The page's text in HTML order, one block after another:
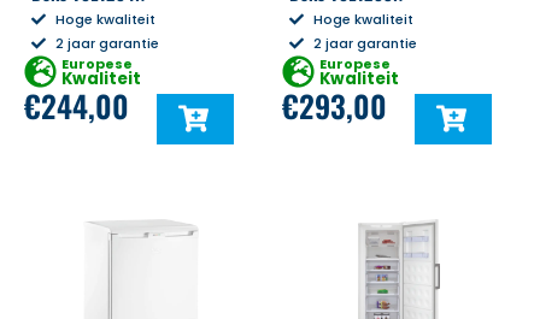
Hoge kwaliteit
2 jaar garantie
Europese
Kwaliteit
€244,00
Hoge kwaliteit
2 jaar garantie
Europese
Kwaliteit
€293,00